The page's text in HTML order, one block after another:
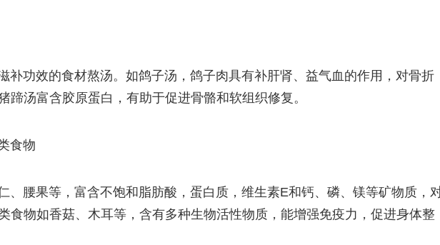
补功效的食材熬汤。如鸽子汤，鸽子肉具有补肝肾、益气血的作用，对骨折
蹄汤富含胶原蛋白，有助于促进骨骼和软组织修复。
食物
、腰果等，富含不饱和脂肪酸，蛋白质，维生素E和钙、磷、镁等矿物质，
食物如香菇、木耳等，含有多种生物活性物质，能增强免疫力，促进身体整